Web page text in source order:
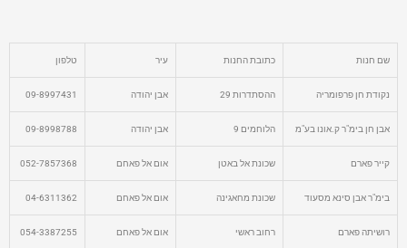
שם חנות כתובת החנות עיר טלפון
נקודת חן פרפומריה ההסתדרות 29 אבן יהודה 09-8997431
אבן חן בימ"ר ק.אונו בע"מ הלוחמים 9 אבן יהודה 09-8998788
קייר פארם שכונת אל באטן אום אל פאחם 052-7857368
בימ"ר אבן סינא מסעוד שכונת מחאגינה אום אל פאחם 04-6311362
רושיתה פארם רחוב ראשי אום אל פאחם 054-3387255